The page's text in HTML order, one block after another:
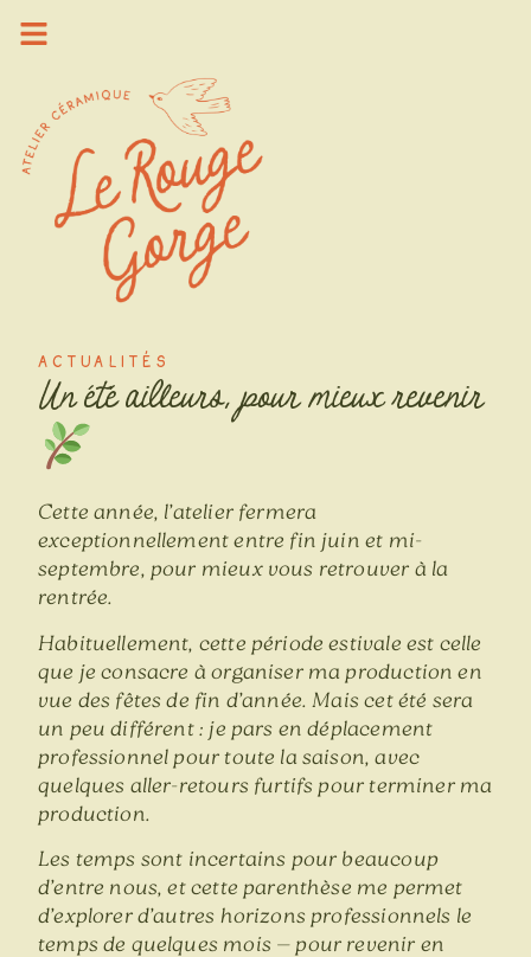
ACTUALITÉS
Un été ailleurs, pour mieux revenir
Cette année, l’atelier fermera
exceptionnellement entre fin juin et mi-
septembre, pour mieux vous retrouver à la
rentrée.
Habituellement, cette période estivale est celle
que je consacre à organiser ma production en
vue des fêtes de fin d’année. Mais cet été sera
un peu différent : je pars en déplacement
professionnel pour toute la saison, avec
quelques aller-retours furtifs pour terminer ma
production.
Les temps sont incertains pour beaucoup
d’entre nous, et cette parenthèse me permet
d’explorer d’autres horizons professionnels le
temps de quelques mois — pour revenir en